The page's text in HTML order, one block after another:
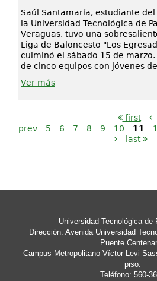
Saúl Santamaría, estudiante
la Universidad Tecnológica de
Veraguas, tuvo una
Liga de Baloncesto "Los
culminó el sábado 15 de
de cinco equipos con jóvenes
Ver más
first
prev
5 6 7 8 9 10 11
last
Universidad Tecnológica de
Dirección: Avenida Universidad
Puente
Campus Metropolitano Víctor Levi
piso.
Teléfono: 560-